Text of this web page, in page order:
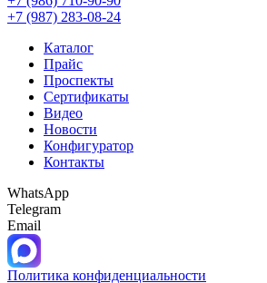
+7 (987) 283-08-24
Каталог
Прайс
Проспекты
Сертификаты
Видео
Новости
Конфигуратор
Контакты
WhatsApp
Telegram
Email
Политика конфиденциальности